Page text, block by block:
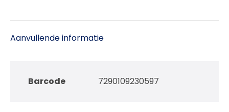
Aanvullende informatie
Barcode 7290109230597